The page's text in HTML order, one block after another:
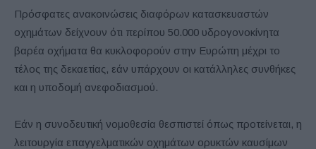
Πρόσφατες ανακοινώσεις διαφόρων κατασκευαστών
οχημάτων δείχνουν ότι περίπου 50.000 υδρογονοκίνητα
βαρέα οχήματα θα κυκλοφορούν στην Ευρώπη μέχρι το
τέλος της δεκαετίας, εάν υπάρχουν οι κατάλληλες συνθήκες
και η υποδομή ανεφοδιασμού.
Εάν η συνοδευτική νομοθεσία θεσπιστεί όπως προτείνεται, η
λειτουργία επαγγελματικών οχημάτων ορυκτών καυσίμων